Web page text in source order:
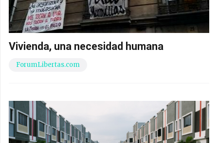
Vivienda, una necesidad humana
ForumLibertas.com